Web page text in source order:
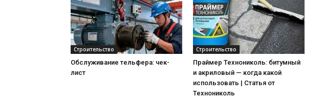
Строительство
Обслуживание тельфера: чек-
лист
Строительство
Праймер Технониколь: битумный
и акриловый — когда какой
использовать | Статья от
Технониколь